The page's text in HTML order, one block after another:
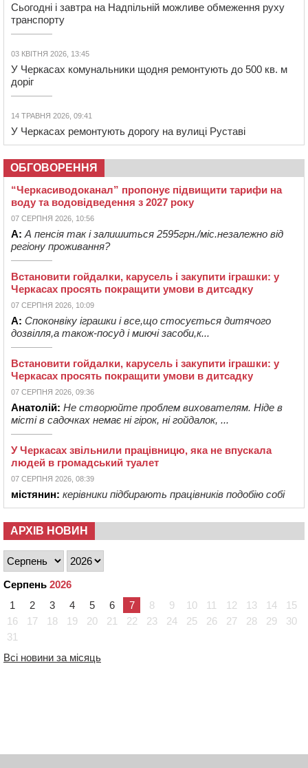
Сьогодні і завтра на Надпільній можливе обмеження руху
транспорту
03 КВІТНЯ 2026, 13:45
У Черкасах комунальники щодня ремонтують до 500 кв. м
доріг
14 ТРАВНЯ 2026, 09:41
У Черкасах ремонтують дорогу на вулиці Руставі
ОБГОВОРЕННЯ
“Черкасиводоканал” пропонує підвищити тарифи на
воду та водовідведення з 2027 року
07 СЕРПНЯ 2026, 10:56
А: А пенсія так і залишиться 2595грн./міс.незалежно від
регіону проживання?
Встановити гойдалки, карусель і закупити іграшки: у
Черкасах просять покращити умови в дитсадку
07 СЕРПНЯ 2026, 10:09
А: Споконвіку іграшки і все,що стосується дитячого
дозвілля,а також-посуд і миючі засоби,к...
Встановити гойдалки, карусель і закупити іграшки: у
Черкасах просять покращити умови в дитсадку
07 СЕРПНЯ 2026, 09:36
Анатолій: Не створюйте проблем вихователям. Ніде в
місті в садочках немає ні гірок, ні гойдалок, ...
У Черкасах звільнили працівницю, яка не впускала
людей в громадський туалет
07 СЕРПНЯ 2026, 08:39
містянин: керівники підбирають працівників подобію собі
АРХІВ НОВИН
Серпень 2026
1
2 3 4 5 6 7 8 9 10 11 12 13 14
15
16
17 18 19 20 21 22 23 24 25 26 27 28 29
30
31
Всі новини за місяць